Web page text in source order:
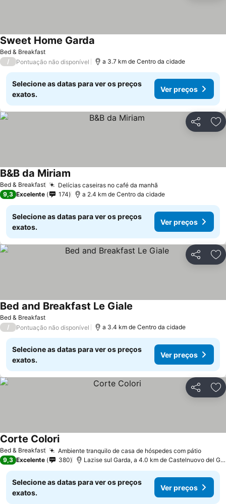
Bed & Breakfast
Sweet Home Garda
/ Pontuação não disponível a 3.7 km de Centro da cidade
Selecione as datas para ver os preços
exatos.
Ver preços
Partilhar
Bed & Breakfast Delícias caseiras no café da manhã
B&B da Miriam
9,3 Excelente 174 a 2.4 km de Centro da cidade
Selecione as datas para ver os preços
exatos.
Ver preços
Partilhar
Bed & Breakfast
Bed and Breakfast Le Giale
/ Pontuação não disponível a 3.4 km de Centro da cidade
Selecione as datas para ver os preços
exatos.
Ver preços
Partilhar
Bed & Breakfast Ambiente tranquilo de casa de hóspedes com pátio
Corte Colori
9,3 Excelente 380 Lazise sul Garda, a 4.0 km de Castelnuovo del Garda
Selecione as datas para ver os preços
exatos.
Ver preços